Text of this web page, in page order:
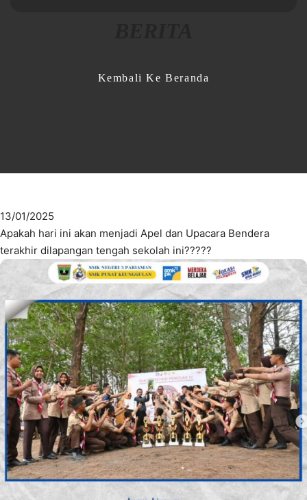
Kembali Ke Beranda
13/01/2025
Apakah hari ini akan menjadi Apel dan Upacara Bendera
terakhir dilapangan tengah sekolah ini?????